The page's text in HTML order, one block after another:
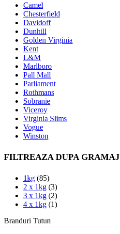
Camel
Chesterfield
Davidoff
Dunhill
Golden Virginia
Kent
L&M
Marlboro
Pall Mall
Parliament
Rothmans
Sobranie
Viceroy
Virginia Slims
Vogue
Winston
FILTREAZA DUPA GRAMAJ
1kg (85)
2 x 1kg (3)
3 x 1kg (2)
4 x 1kg (1)
Branduri Tutun